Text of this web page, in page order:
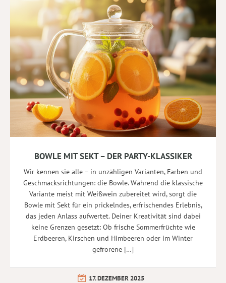
BOWLE MIT SEKT – DER PARTY-KLASSIKER
Wir kennen sie alle – in unzähligen Varianten, Farben und
Geschmacksrichtungen: die Bowle. Während die klassische
Variante meist mit Weißwein zubereitet wird, sorgt die
Bowle mit Sekt für ein prickelndes, erfrischendes Erlebnis,
das jeden Anlass aufwertet. Deiner Kreativität sind dabei
keine Grenzen gesetzt: Ob frische Sommerfrüchte wie
Erdbeeren, Kirschen und Himbeeren oder im Winter
gefrorene […]
17. DEZEMBER 2025